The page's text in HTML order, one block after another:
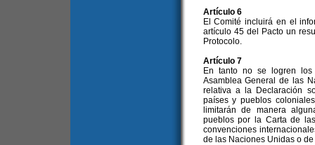
Artículo 6
El Comité incluirá en el
artículo 45 del Pacto un
Protocolo.
Artículo 7
En tanto no se logren
Asamblea General de las
relativa a la Declaración
países y pueblos
limitarán de manera
pueblos por la Carta de
convenciones
de las Naciones Unidas o